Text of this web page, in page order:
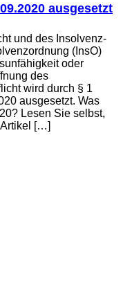
ausgesetzt
und des Insolvenz­­
(InsO)
oder
des
wird durch § 1
ausgesetzt. Was
Lesen Sie selbst,
[…]